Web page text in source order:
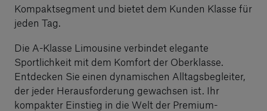
Kompaktsegment und bietet dem Kunden Klasse für
jeden Tag.
Die A-Klasse Limousine verbindet elegante
Sportlichkeit mit dem Komfort der Oberklasse.
Entdecken Sie einen dynamischen Alltagsbegleiter,
der jeder Herausforderung gewachsen ist. Ihr
kompakter Einstieg in die Welt der Premium-